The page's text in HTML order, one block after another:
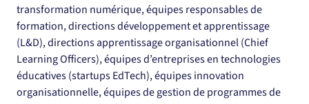
transformation numérique, équipes responsables de
formation, directions développement et apprentissage
(L&D), directions apprentissage organisationnel (Chief
Learning Officers), équipes d’entreprises en technologies
éducatives (startups EdTech), équipes innovation
organisationnelle, équipes de gestion de programmes de